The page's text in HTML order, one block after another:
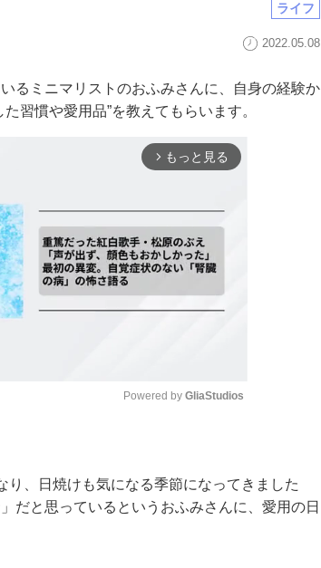
ライフ
2022.05.08
るミニマリストのおふみさんに、自身の経験か
習慣や愛用品”を教えてもらいます。
arrow_forward_ios もっと見る
Powered by GliaStudios
、日焼けも気になる季節になってきました
だと思っているというおふみさんに、愛用の日